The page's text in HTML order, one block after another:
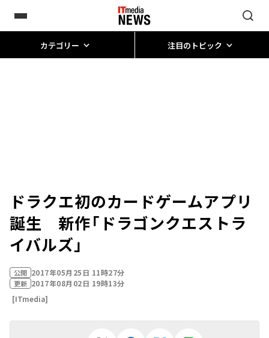
カテゴリー 注目のトピック
ドラクエ初のカードゲームアプリ
誕生 新作「ドラゴンクエストラ
イバルズ」
公開 2017年05月25日 11時27分
更新 2017年08月02日 19時13分
[ITmedia]